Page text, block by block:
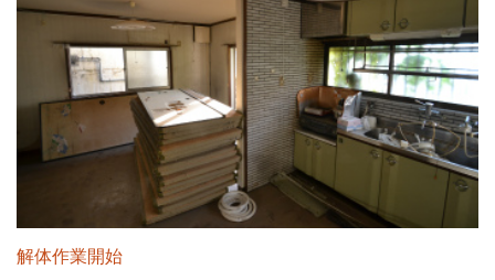
解体作業開始